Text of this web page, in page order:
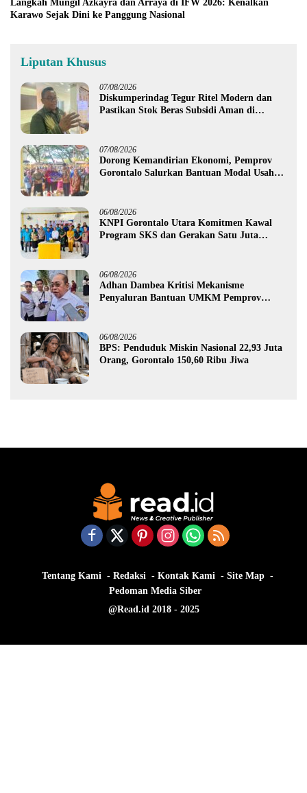
Langkah Mungil Azkayra dan Arraya di IFW 2026: Kenalkan
Karawo Sejak Dini ke Panggung Nasional
Liputan Khusus
07/08/2026
Diskumperindag Tegur Ritel Modern dan
Pastikan Stok Beras Subsidi Aman di
07/08/2026
Dorong Kemandirian Ekonomi, Pemprov
Gorontalo Salurkan Bantuan Modal Usaha
06/08/2026
KNPI Gorontalo Utara Komitmen Kawal
Program SKS dan Gerakan Satu Juta
06/08/2026
Adhan Dambea Kritisi Mekanisme
Penyaluran Bantuan UMKM Pemprov
06/08/2026
BPS: Penduduk Miskin Nasional 22,93 Juta
Orang, Gorontalo 150,60 Ribu Jiwa
Tentang Kami Redaksi Kontak Kami
Site Map
Pedoman Media Siber
@Read.id 2018 - 2025